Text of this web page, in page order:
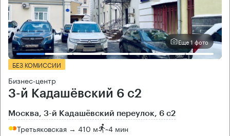
Еще 1 фото
БЕЗ КОМИССИИ
Бизнес-центр
3-й Кадашёвский 6 с2
Москва, 3-й Кадашёвский переулок, 6 с2
Третьяковская → 410 м ~4 мин